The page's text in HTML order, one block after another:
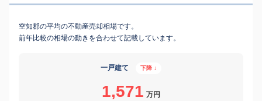
空知郡の平均の不動産売却相場です。
前年比較の相場の動きを合わせて記載しています。
一戸建て 下降 ↓
1,571 万円